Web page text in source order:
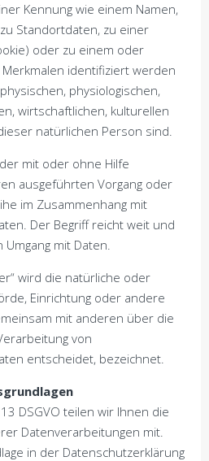
Kennung wie einem Namen,
Standortdaten, zu einer
oder zu einem oder
identifiziert werden
physiologischen,
wirtschaftlichen, kulturellen
natürlichen Person sind.
mit oder ohne Hilfe
ausgeführten Vorgang oder
im Zusammenhang mit
Der Begriff reicht weit und
mit Daten.
wird die natürliche oder
Einrichtung oder andere
mit anderen über die
von
entscheidet, bezeichnet.
DSGVO teilen wir Ihnen die
Datenverarbeitungen mit.
in der Datenschutzerklärung